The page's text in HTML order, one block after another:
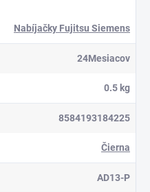
Nabíjačky Fujitsu Siemens
24Mesiacov
0.5 kg
8584193184225
Čierna
AD13-P